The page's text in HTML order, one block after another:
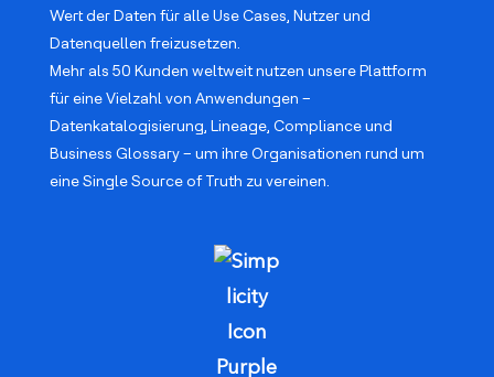
Wert der Daten für alle Use Cases, Nutzer und
Datenquellen freizusetzen.
Mehr als 50 Kunden weltweit nutzen unsere Plattform
für eine Vielzahl von Anwendungen –
Datenkatalogisierung, Lineage, Compliance und
Business Glossary – um ihre Organisationen rund um
eine Single Source of Truth zu vereinen.